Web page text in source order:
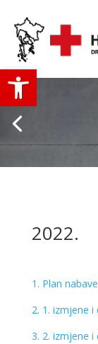
Open toolbar
2022.
1. Plan
2. 1. izmjene i
3. 2. izmjene i